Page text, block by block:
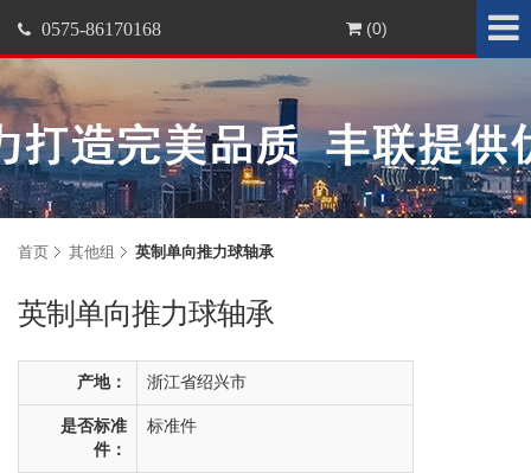
0575-86170168 (0)
首页 其他组 英制单向推力球轴承
英制单向推力球轴承
产地： 浙江省绍兴市
是否标准
件：
标准件